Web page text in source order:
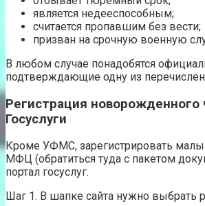
является недееспособным;
считается пропавшим без вести;
призван на срочную военную
В любом случае понадобятся
подтверждающие одну из
Регистрация новорожденного
Госуслуги
Кроме УФМС, зарегистрировать
МФЦ (обратиться туда с пакетом
портал госуслуг.
Шаг 1. В шапке сайта нужно выбрать